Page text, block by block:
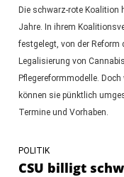
Die schwarz-rote Koalition
Jahre. In ihrem
festgelegt, von der Reform
Legalisierung von
Pflegereformmodelle.
können sie pünktlich
Termine und Vorhaben.
POLITIK
CSU billigt